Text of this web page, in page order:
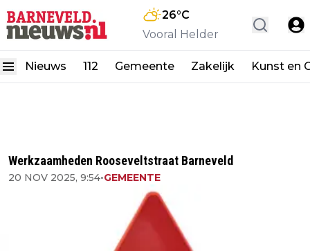
26°C
Vooral Helder
Nieuws 112 Gemeente Zakelijk Kunst en
Werkzaamheden Rooseveltstraat Barneveld
20 NOV 2025, 9:54•GEMEENTE